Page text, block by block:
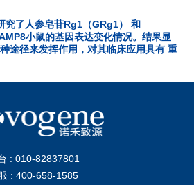
究了人参皂苷Rg1（GRg1） 和
小鼠的基因表达变化情况。结果显
途径来发挥作用，对其临床应用具有 重
: 010-82837801
: 400-658-1585